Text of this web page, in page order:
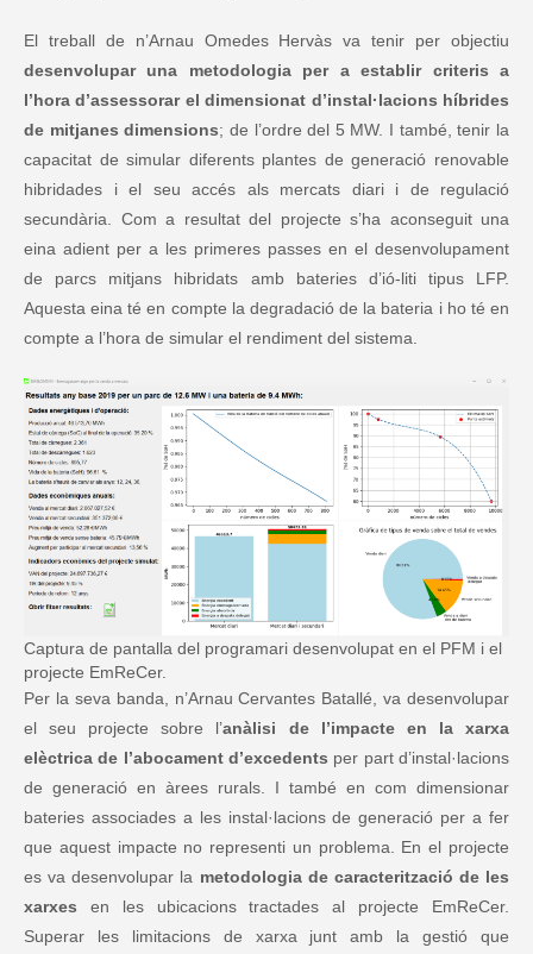
El treball de n’Arnau Omedes Hervàs va tenir per objectiu
desenvolupar una metodologia per a establir criteris a
l’hora d’assessorar el dimensionat d’instal·lacions híbrides
de mitjanes dimensions; de l’ordre del 5 MW. I també, tenir la
capacitat de simular diferents plantes de generació renovable
hibridades i el seu accés als mercats diari i de regulació
secundària. Com a resultat del projecte s’ha aconseguit una
eina adient per a les primeres passes en el desenvolupament
de parcs mitjans hibridats amb bateries d’ió-liti tipus LFP.
Aquesta eina té en compte la degradació de la bateria i ho té en
compte a l’hora de simular el rendiment del sistema.
Captura de pantalla del programari desenvolupat en el PFM i el
projecte EmReCer.
Per la seva banda, n’Arnau Cervantes Batallé, va desenvolupar
el seu projecte sobre l’anàlisi de l’impacte en la xarxa
elèctrica de l’abocament d’excedents per part d’instal·lacions
de generació en àrees rurals. I també en com dimensionar
bateries associades a les instal·lacions de generació per a fer
que aquest impacte no representi un problema. En el projecte
es va desenvolupar la metodologia de caracterització de les
xarxes en les ubicacions tractades al projecte EmReCer.
Superar les limitacions de xarxa junt amb la gestió que